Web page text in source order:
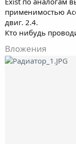
применимостью
двиг. 2.4.
Кто нибудь
Вложения